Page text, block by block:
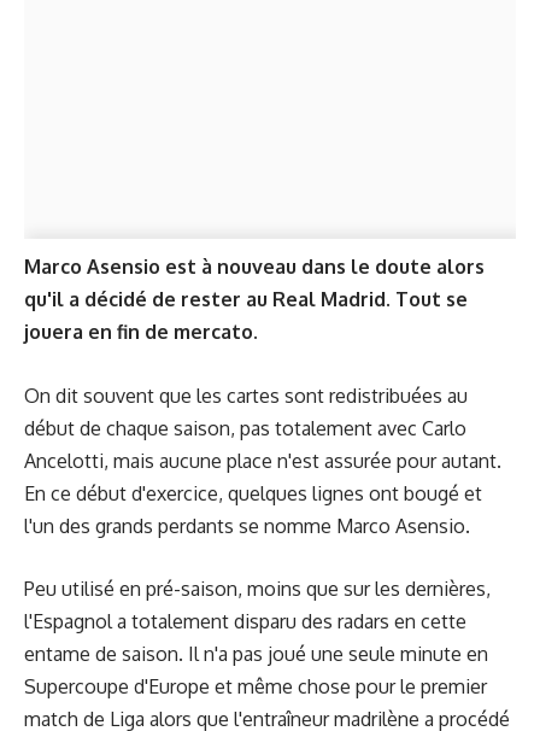
Marco Asensio est à nouveau dans le doute alors
qu'il a décidé de rester au Real Madrid. Tout se
jouera en fin de mercato.
On dit souvent que les cartes sont redistribuées au
début de chaque saison, pas totalement avec Carlo
Ancelotti, mais aucune place n'est assurée pour autant.
En ce début d'exercice, quelques lignes ont bougé et
l'un des grands perdants se nomme Marco Asensio.
Peu utilisé en pré-saison, moins que sur les dernières,
l'Espagnol a totalement disparu des radars en cette
entame de saison. Il n'a pas joué une seule minute en
Supercoupe d'Europe et même chose pour le premier
match de Liga alors que l'entraîneur madrilène a procédé